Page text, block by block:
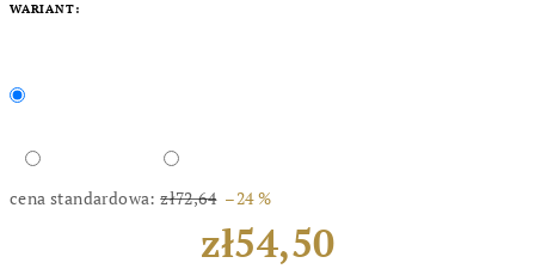
WARIANT:
cena standardowa: zł72,64 –24 %
zł54,50